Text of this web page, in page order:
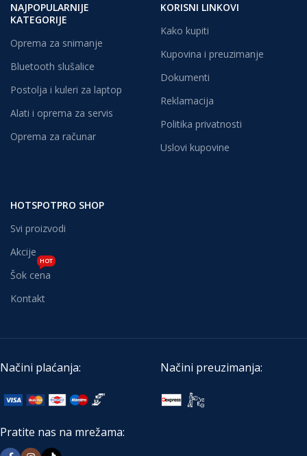
NAJPOPULARNIJE
KATEGORIJE
Oprema za snimanje
Bluetooth slušalice
Postolja i kuleri za laptop
Alati i oprema za servis
Oprema za računar
KORISNI LINKOVI
Kako kupiti
Kupovina i preuzimanje
Dokumenti
Reklamacija
Politika privatnosti
Uslovi kupovine
HOTSPOTPRO SHOP
Svi proizvodi
Akcije
Šok cena
HOT
Kontakt
Načini plaćanja: Načini preuzimanja:
Pratite nas na mrežama: